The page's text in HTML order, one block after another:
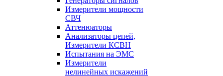
Измерители мощности
СВЧ
Аттенюаторы
Анализаторы цепей,
Измерители КСВН
Испытания на ЭМС
Измерители
нелинейных искажений